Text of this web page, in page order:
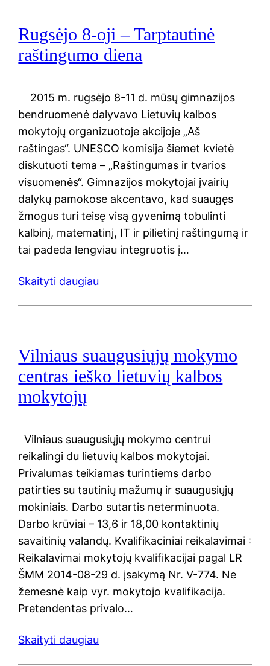
Rugsėjo 8-oji – Tarptautinė
raštingumo diena
2015 m. rugsėjo 8-11 d. mūsų gimnazijos
bendruomenė dalyvavo Lietuvių kalbos
mokytojų organizuotoje akcijoje „Aš
raštingas“. UNESCO komisija šiemet kvietė
diskutuoti tema – „Raštingumas ir tvarios
visuomenės“. Gimnazijos mokytojai įvairių
dalykų pamokose akcentavo, kad suaugęs
žmogus turi teisę visą gyvenimą tobulinti
kalbinį, matematinį, IT ir pilietinį raštingumą ir
tai padeda lengviau integruotis į…
Skaityti daugiau
Vilniaus suaugusiųjų mokymo
centras ieško lietuvių kalbos
mokytojų
Vilniaus suaugusiųjų mokymo centrui
reikalingi du lietuvių kalbos mokytojai.
Privalumas teikiamas turintiems darbo
patirties su tautinių mažumų ir suaugusiųjų
mokiniais. Darbo sutartis neterminuota.
Darbo krūviai – 13,6 ir 18,00 kontaktinių
savaitinių valandų. Kvalifikaciniai reikalavimai :
Reikalavimai mokytojų kvalifikacijai pagal LR
ŠMM 2014-08-29 d. įsakymą Nr. V-774. Ne
žemesnė kaip vyr. mokytojo kvalifikacija.
Pretendentas privalo…
Skaityti daugiau